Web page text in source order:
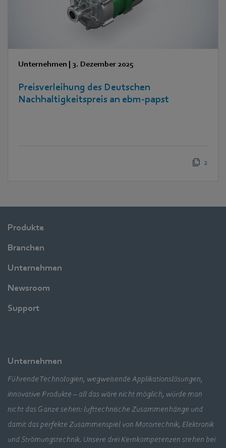
Unternehmen 3. Dezember 2025
Preisverleihung des Deutschen
Nachhaltigkeitspreis an ebm-papst
2
Produkte
Branchen
Unternehmen
Newsroom
Support
Unternehmen
Führende Technologien, wegweisende Applikationslösungen,
innovative Produkte – all das wäre nicht möglich, würde man
nicht das Ganze sehen: lufttechnische Zusammenhänge und
damit das perfekte Zusammenspiel von Motortechnik, Elektronik
und Strömungstechnik. Unsere drei Kernkompetenzen stehen bei